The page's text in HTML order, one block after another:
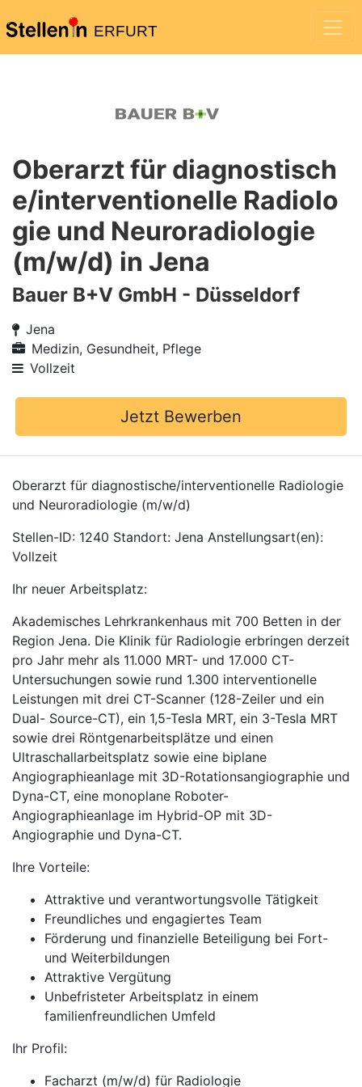
ERFURT
Oberarzt für diagnostisch
e/interventionelle Radiolo
gie und Neuroradiologie
(m/w/d) in Jena
Bauer B+V GmbH - Düsseldorf
Jena
Medizin, Gesundheit, Pflege
Vollzeit
Jetzt Bewerben
Oberarzt für diagnostische/interventionelle Radiologie
und Neuroradiologie (m/w/d)
Stellen-ID: 1240 Standort: Jena Anstellungsart(en):
Vollzeit
Ihr neuer Arbeitsplatz:
Akademisches Lehrkrankenhaus mit 700 Betten in der
Region Jena. Die Klinik für Radiologie erbringen derzeit
pro Jahr mehr als 11.000 MRT- und 17.000 CT-
Untersuchungen sowie rund 1.300 interventionelle
Leistungen mit drei CT-Scanner (128-Zeiler und ein
Dual- Source-CT), ein 1,5-Tesla MRT, ein 3-Tesla MRT
sowie drei Röntgenarbeitsplätze und einen
Ultraschallarbeitsplatz sowie eine biplane
Angiographieanlage mit 3D-Rotationsangiographie und
Dyna-CT, eine monoplane Roboter-
Angiographieanlage im Hybrid-OP mit 3D-
Angiographie und Dyna-CT.
Ihre Vorteile:
Attraktive und verantwortungsvolle Tätigkeit
Freundliches und engagiertes Team
Förderung und finanzielle Beteiligung bei Fort-
und Weiterbildungen
Attraktive Vergütung
Unbefristeter Arbeitsplatz in einem
familienfreundlichen Umfeld
Ihr Profil:
Facharzt (m/w/d) für Radiologie